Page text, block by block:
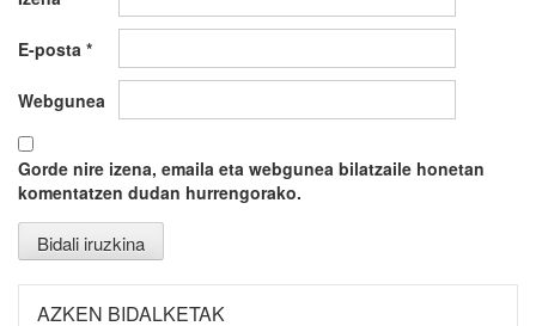
E-posta *
Webgunea
Gorde nire izena, emaila eta webgunea bilatzaile honetan
komentatzen dudan hurrengorako.
AZKEN BIDALKETAK